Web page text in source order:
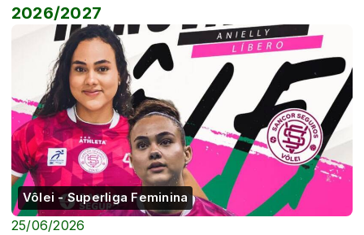
2026/2027
Vôlei - Superliga Feminina
25/06/2026